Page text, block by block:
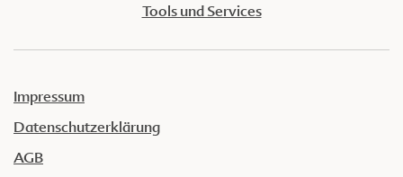
Tools und Services
Impressum
Datenschutzerklärung
AGB